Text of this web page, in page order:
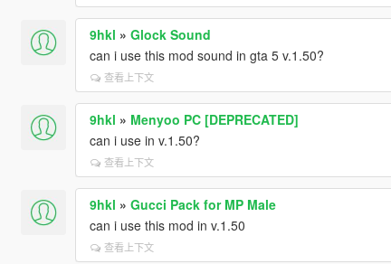
9hkl » Glock Sound
can i use this mod sound in gta 5 v.1.50?
查看上下文
9hkl » Menyoo PC [DEPRECATED]
can i use in v.1.50?
查看上下文
9hkl » Gucci Pack for MP Male
can i use this mod in v.1.50
查看上下文